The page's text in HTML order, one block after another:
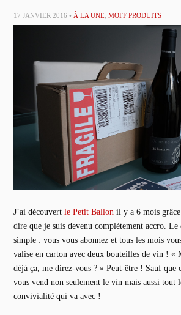
17 JANVIER 2016 • À LA UNE ,MOFF PRODUITS
J’ai découvertle Petit Ballon il y a 6 mois
dire que je suis devenu complètement accro. Le
simple : vous vous abonnez et tous les mois
valise en carton avec deux bouteilles de vin ! «
déjà ça, me direz-vous ? » Peut-être ! Sauf que
vous vend non seulement le vin mais aussi tout
convivialité qui va avec !